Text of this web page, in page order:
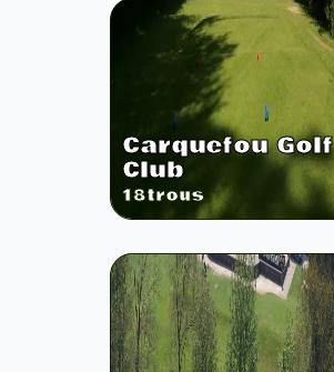
Carquefou Golf
Club
18trous